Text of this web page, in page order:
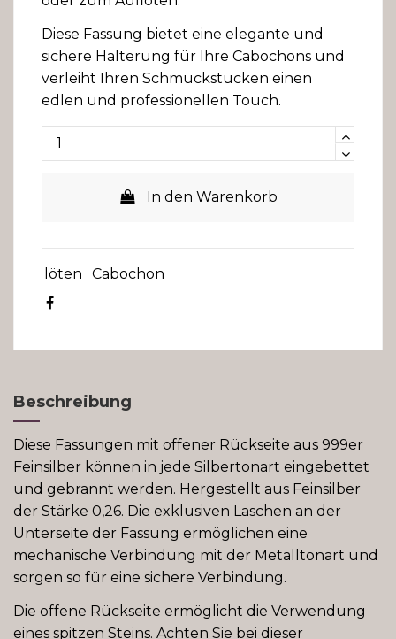
Diese Fassung bietet eine elegante und
sichere Halterung für Ihre Cabochons und
verleiht Ihren Schmuckstücken einen
edlen und professionellen Touch.
In den Warenkorb
löten Cabochon
Beschreibung
Diese Fassungen mit offener Rückseite aus 999er
Feinsilber können in jede Silbertonart eingebettet
und gebrannt werden. Hergestellt aus Feinsilber
der Stärke 0,26. Die exklusiven Laschen an der
Unterseite der Fassung ermöglichen eine
mechanische Verbindung mit der Metalltonart und
sorgen so für eine sichere Verbindung.
Die offene Rückseite ermöglicht die Verwendung
eines spitzen Steins. Achten Sie bei dieser